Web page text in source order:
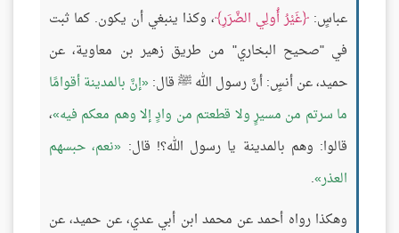
عباسٍ: غَيْرُ أُولِي الضَّرَرِ ، وكذا ينبغي أن يكون. كما ثبت
في "صحيح البخاري" من طريق زهير بن معاوية، عن
حميد، عن أنسٍ: أنَّ رسول الله ﷺ قال: إنَّ بالمدينة أقوامًا
ما سرتم من مسيرٍ ولا قطعتم من وادٍ إلا وهم معكم فيه ،
قالوا: وهم بالمدينة يا رسول الله؟! قال:
نعم، حبسهم
العذر .
وهكذا رواه أحمد عن محمد ابن أبي عدي، عن حميد، عن